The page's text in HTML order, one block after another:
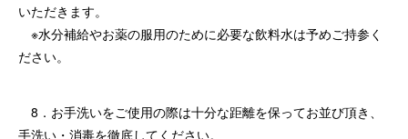
いただきます。
※水分補給やお薬の服用のために必要な飲料水は予めご持参く
ださい。
8．お手洗いをご使用の際は十分な距離を保ってお並び頂き、
手洗い・消毒を徹底してください。